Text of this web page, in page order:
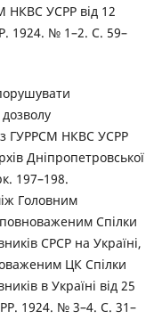
НКВС УСРР від 12
1924. № 1–2. С. 59–
ГУРРСМ НКВС УСРР
Дніпропетровської
197–198.
Головним
Спілки
СРСР на Україні,
ЦК Спілки
в Україні від 25
1924. № 3–4. С. 31–